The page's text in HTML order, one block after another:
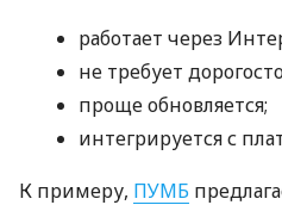
работает через
не требует
проще обновляется;
интегрируется с
К примеру, ПУМБ